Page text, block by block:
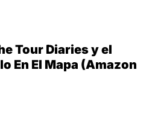
Tour Diaries y el
En El Mapa (Amazon